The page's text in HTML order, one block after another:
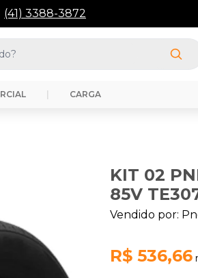
(41) 3388-3872
CARGA
KIT 02
85V
Vendido por:
R$ 536,66